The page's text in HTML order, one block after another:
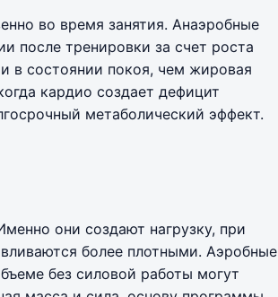
во время занятия. Анаэробные
после тренировки за счет роста
состоянии покоя, чем жировая
кардио создает дефицит
метаболический эффект.
они создают нагрузку, при
более плотными. Аэробные
без силовой работы могут